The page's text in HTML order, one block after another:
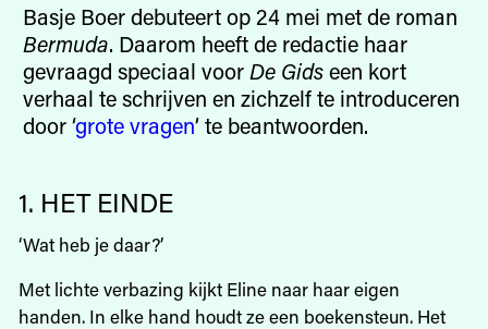
Basje Boer debuteert op 24 mei met de roman
Bermuda. Daarom heeft de redactie haar
gevraagd speciaal voor De Gidseen kort
verhaal te schrijven en zichzelf te introduceren
door ‘grote vragen’ te beantwoorden.
1. HET EINDE
‘Wat heb je daar?’
Met lichte verbazing kijkt Eline naar haar eigen
handen. In elke hand houdt ze een boekensteun. Het